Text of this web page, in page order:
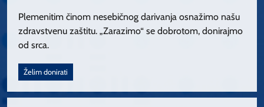
Plemenitim činom nesebičnog darivanja osnažimo našu
zdravstvenu zaštitu. „Zarazimo“ se dobrotom, donirajmo
od srca.
Želim donirati